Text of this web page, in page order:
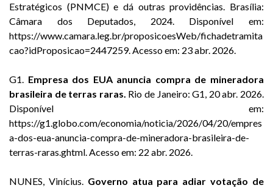
Estratégicos (PNMCE) e dá outras providências. Brasília:
Câmara dos Deputados, 2024. Disponível em:
https://www.camara.leg.br/proposicoesWeb/fichadetramita
cao?idProposicao=2447259. Acesso em: 23 abr. 2026.
G1. Empresa dos EUA anuncia compra de mineradora
brasileira de terras raras. Rio de Janeiro: G1, 20 abr. 2026.
Disponível em:
https://g1.globo.com/economia/noticia/2026/04/20/empres
a-dos-eua-anuncia-compra-de-mineradora-brasileira-de-
terras-raras.ghtml. Acesso em: 22 abr. 2026.
NUNES, Vinícius. Governo atua para adiar votação de